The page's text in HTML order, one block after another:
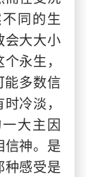
同的生
会大大小
永生，
能多数信
冷淡，
大主因
信神。是
种感受是